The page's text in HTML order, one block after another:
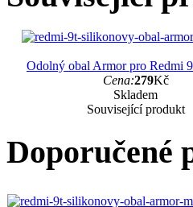
Odolný obal Armor pro Redmi
Cena:279Kč
Skladem
Související produkt
Doporučené